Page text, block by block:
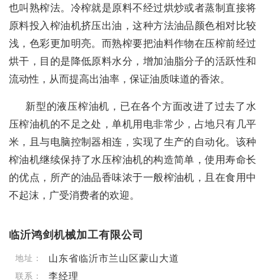
也叫熟榨法。冷榨就是原料不经过烘炒或者蒸制直接将
原料投入榨油机挤压出油，这种方法油品颜色相对比较
浅，色彩更加明亮。而熟榨要把油料作物在压榨前经过
烘干，目的是降低原料水分，增加油脂分子的活跃性和
流动性，从而提高出油率，保证油质味道的香浓。
新型的液压榨油机，已在各个方面改进了过去了水
压榨油机的不足之处，单机用电非常少，占地只有几平
米，且与电脑控制器相连，实现了生产的自动化。该种
榨油机继续保持了水压榨油机的构造简单，使用寿命长
的优点，所产的油品香味浓于一般榨油机，且在食用中
不起沫，广受消费者的欢迎。
临沂鸿剑机械加工有限公司
地址： 山东省临沂市兰山区蒙山大道
联系： 李经理